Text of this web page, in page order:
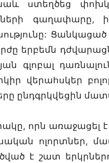
ստեղծեց
գաղափարը,
երբեմն
գլոբալ
վերահսկեր
ընդգրկվեցին
որն առաջացել է
ոլորտներ,
է շատ